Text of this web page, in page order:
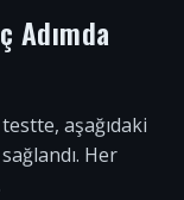
Adımda
aşağıdaki
Her